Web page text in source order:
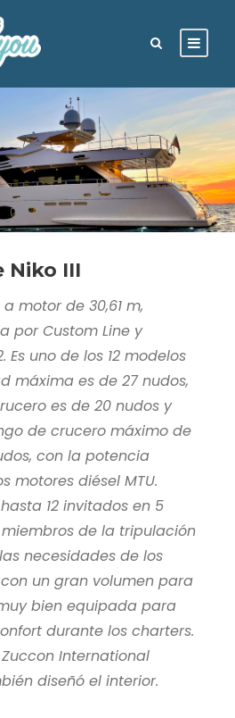
Niko III
motor de 30,61 m,
por Custom Line y
Es uno de los 12 modelos
máxima es de 27 nudos,
es de 20 nudos y
de crucero máximo de
con la potencia
motores diésel MTU.
12 invitados en 5
de la tripulación
necesidades de los
un gran volumen para
bien equipada para
durante los charters.
International
diseñó el interior.